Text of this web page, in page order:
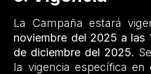
La Campaña estará
noviembre del 2025 a las
de diciembre del 2025.
la vigencia específica en